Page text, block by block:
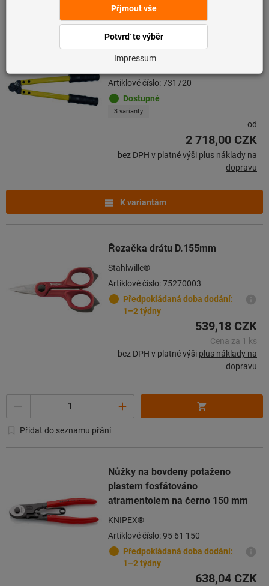
Nůžky na ocelová lana a kabely
Artiklové číslo: 731720
Dostupné
3 varianty
od
2 718,00 CZK
bez DPH v platné výši plus náklady na
dopravu
K variantám
Řezačka drátu D.155mm
Stahlwille®
Artiklové číslo: 75270003
Předpokládaná doba dodání:
1–2 týdny
539,18 CZK
Cena za 1 ks
bez DPH v platné výši plus náklady na
dopravu
Přidat do seznamu přání
Nůžky na bovdeny potaženo
plastem fosfátováno
atramentolem na černo 150 mm
KNIPEX®
Artiklové číslo: 95 61 150
Předpokládaná doba dodání:
1–2 týdny
638,04 CZK